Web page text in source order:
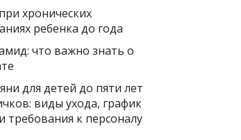
хронических
ребенка до года
что важно знать о
для детей до пяти лет
виды ухода, график
требования к персоналу